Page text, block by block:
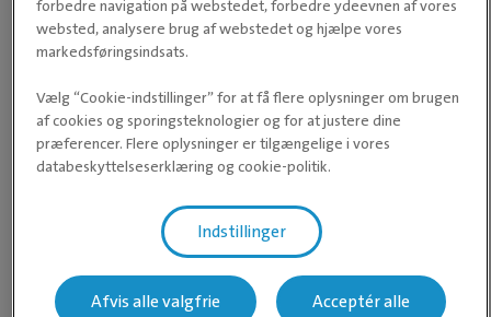
DYRLÆGE
Johan
Johan arbejder som dyrlæge på Evidensia
Slotsbyen Dyreklinik. Johan har arbejdet med
smådyrskirurgi i over 25 år. Johan er fagligt
interesseret i ortopædi (knoglekirurgi) og
endoskopi (kikkertundersøgelser), og har været
Læs mere om Johan
forbedre navigation på webstedet, forbedre ydeevnen af vores
websted, analysere brug af webstedet og hjælpe vores
markedsføringsindsats.
Vælg “Cookie-indstillinger” for at få flere oplysninger om brugen
af cookies og sporingsteknologier og for at justere dine
præferencer. Flere oplysninger er tilgængelige i vores
databeskyttelseserklæring og cookie-politik.
Indstillinger
Afvis alle valgfrie Acceptér alle